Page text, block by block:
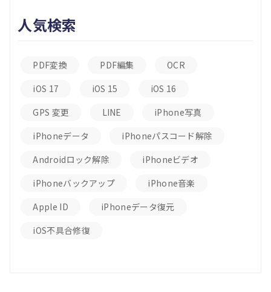
人気検索
PDF変換 PDF編集
OCR
iOS 17
iOS 15
iOS 16
GPS 変更
LINE
iPhone写真
iPhoneデータ
iPhoneパスコード解除
Androidロック解除
iPhoneビデオ
iPhoneバックアップ
iPhone音楽
Apple ID
iPhoneデータ復元
iOS不具合修復